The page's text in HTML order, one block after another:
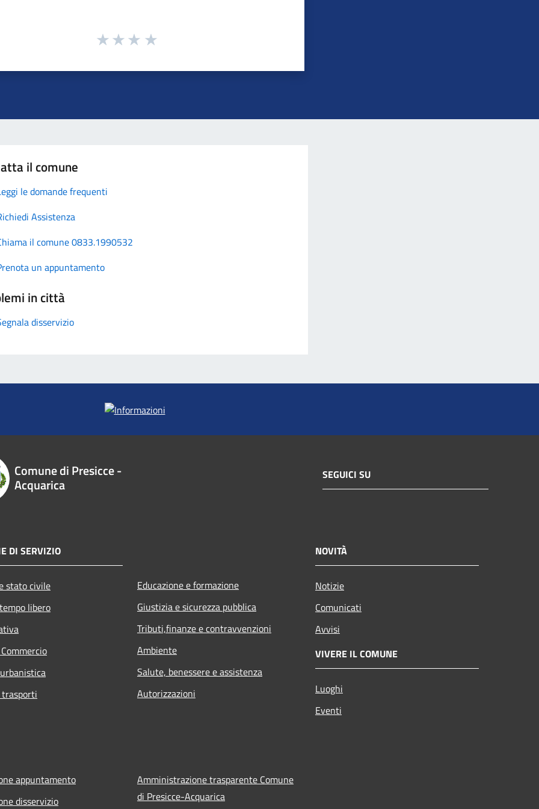
il comune
le domande frequenti
Assistenza
il comune 0833.1990532
un appuntamento
in città
disservizio
Comune di Presicce -
Acquarica
SEGUICI SU
DI SERVIZIO
stato civile
libero
Educazione e formazione
Giustizia e sicurezza pubblica
Tributi,finanze e contravvenzioni
Ambiente
Salute, benessere e assistenza
Autorizzazioni
NOVITÀ
Notizie
Comunicati
Avvisi
VIVERE IL COMUNE
Luoghi
Eventi
appuntamento
disservizio
Amministrazione trasparente Comune
di Presicce-Acquarica